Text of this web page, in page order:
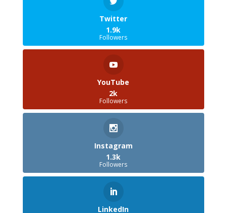
Twitter
1.9k
Followers
YouTube
2k
Followers
Instagram
1.3k
Followers
LinkedIn